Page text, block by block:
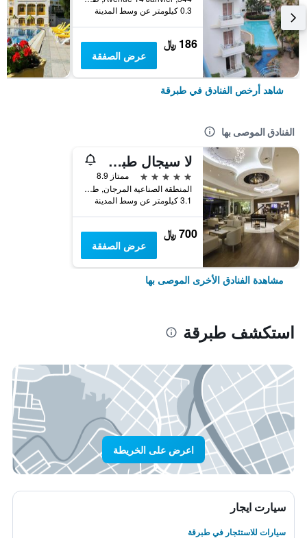
0.3 كيلومتر عن وسط المدينة
186 ﷼
عرض الصفقة
شاهد أرخص الفنادق في طبرقة
الفنادق الموصى بها
لا سيجال طبرقة أوتل سبا آند جولف
5 نجوم
ممتاز 8.9
المنطقة الصناعية المرجان, طبرقة, تونس
3.1 كيلومتر عن وسط المدينة
700 ﷼
عرض الصفقة
مشاهدة الفنادق الأخرى الموصى بها
استكشف طبرقة
اعرض على الخريطة
سيارت ايجار
سيارات للاستئجار في طبرقة